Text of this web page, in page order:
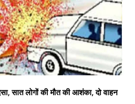
सात लोगों की मौत की आशंका, दो वाहन